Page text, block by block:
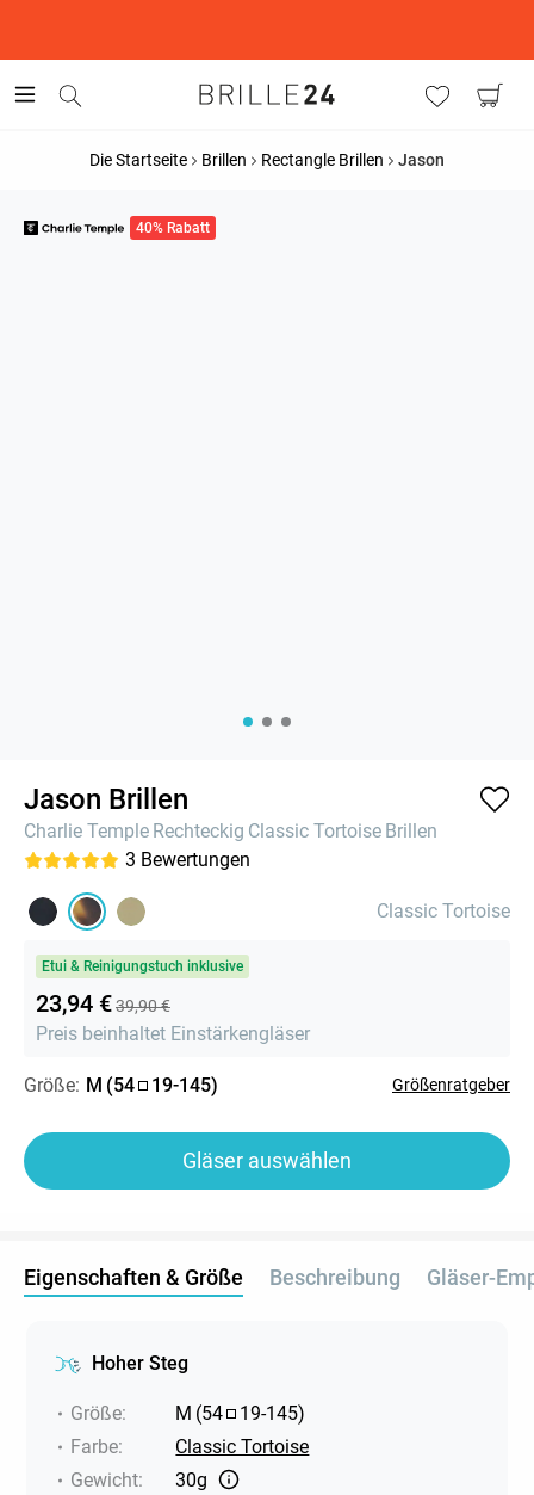
Die Startseite Brillen Rectangle Brillen Jason
40% Rabatt
Jason Brillen
Charlie Temple Rechteckig Classic Tortoise Brillen
3 Bewertungen
Classic Tortoise
Etui & Reinigungstuch inklusive
23,94 €39,90 €
Preis beinhaltet Einstärkengläser
Größe: M (54 19-145) Größenratgeber
Gläser auswählen
Eigenschaften & Größe Beschreibung Gläser-
Hoher Steg
Größe: M (54 19-145)
Farbe:
Classic Tortoise
Gewicht:
30g